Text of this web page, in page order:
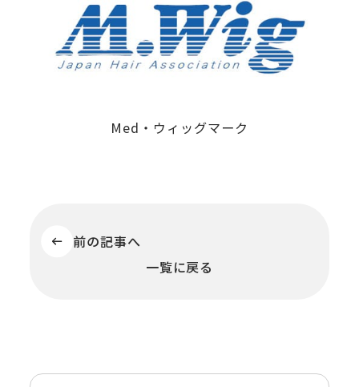
Med・ウィッグマーク
前の記事へ
一覧に戻る